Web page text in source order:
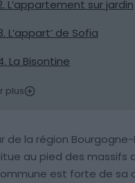
L’appartement sur jardin
L’appart’ de Sofia
La Bisontine
plus
de la région
au pied des massifs
est forte de sa